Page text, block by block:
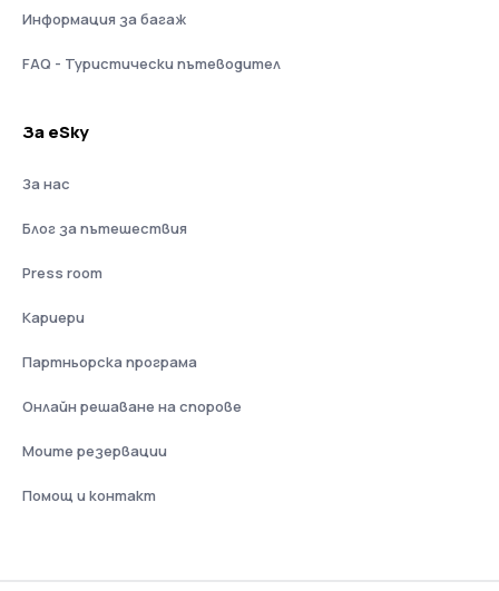
Информация за багаж
FAQ - Туристически пътеводител
За eSky
За нас
Блог за пътешествия
Press room
Кариери
Партньорска програма
Онлайн решаване на спорове
Моите резервации
Помощ и контакт